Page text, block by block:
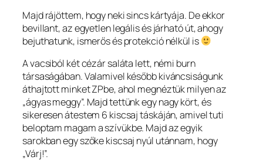
Majd rájöttem, hogy neki sincs kártyája. De ekkor
bevillant, az egyetlen legális és járható út, ahogy
bejuthatunk, ismerős és protekció nélkül is
A vacsiból két cézár saláta lett, némi burn
társaságában. Valamivel később kiváncsiságunk
áthajtott minket ZPbe, ahol megnéztük milyen az
„ágyas meggy”. Majd tettünk egy nagy kört, és
sikeresen átestem 6 kiscsaj táskáján, amivel tuti
beloptam magam a szívükbe. Majd az egyik
sarokban egy szőke kiscsaj nyúl utánnam, hogy
„Várj!”.